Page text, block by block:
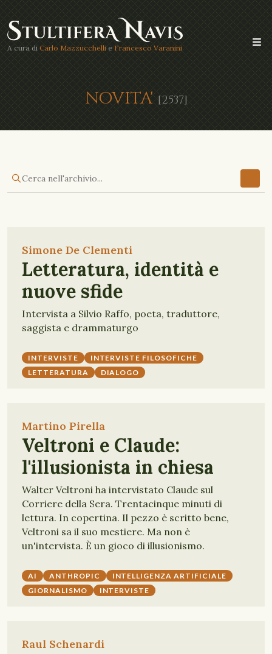
A cura di Carlo Mazzucchelli e Francesco Varanini
NOVITA' [2537]
Simone De Clementi
Letteratura, identità e
nuove sfide
Intervista a Silvio Raffo, poeta, traduttore,
saggista e drammaturgo
INTERVISTE
INTERVISTE FILOSOFICHE
LETTERATURA
DIALOGO
Martino Pirella
Veltroni e Claude:
l'illusionista in chiesa
Walter Veltroni ha intervistato Claude sul
Corriere della Sera. Trentacinque minuti di
lettura. In copertina. Il pezzo è scritto bene,
Veltroni sa il suo mestiere. Ma non è
un'intervista. È un gioco di illusionismo.
AI ANTHROPIC
INTELLIGENZA ARTIFICIALE
GIORNALISMO
INTERVISTE
Raul Schenardi